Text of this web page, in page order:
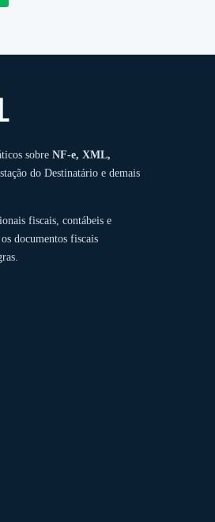
sobre NF-e, XML,
do Destinatário e demais
fiscais, contábeis e
documentos fiscais